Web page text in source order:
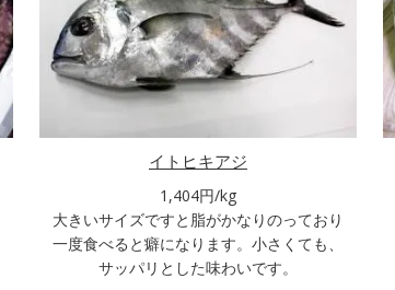
イトヒキアジ
1,404円/kg
大きいサイズですと脂がかなりのっており
一度食べると癖になります。小さくても、
サッパリとした味わいです。